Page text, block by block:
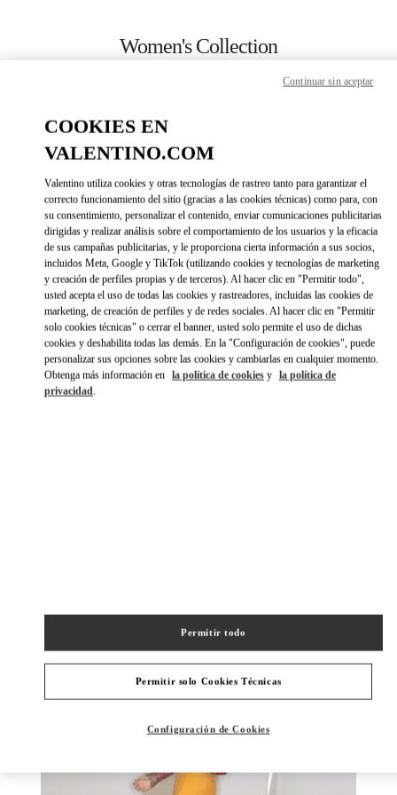
Women's Collection
CALL NOW
MORE DETAILS
DIRECCIONESLINK OPENS IN
COOKIES EN
VALENTINO.COM
Valentino utiliza cookies y otras tecnologías de rastreo tanto para garantizar el
correcto funcionamiento del sitio (gracias a las cookies técnicas) como para, con
su consentimiento, personalizar el contenido, enviar comunicaciones publicitarias
dirigidas y realizar análisis sobre el comportamiento de los usuarios y la eficacia
de sus campañas publicitarias, y le proporciona cierta información a sus socios,
incluidos Meta, Google y TikTok (utilizando cookies y tecnologías de marketing
y creación de perfiles propias y de terceros). Al hacer clic en "Permitir todo",
usted acepta el uso de todas las cookies y rastreadores, incluidas las cookies de
marketing, de creación de perfiles y de redes sociales. Al hacer clic en "Permitir
solo cookies técnicas" o cerrar el banner, usted solo permite el uso de dichas
cookies y deshabilita todas las demás. En la "Configuración de cookies", puede
personalizar sus opciones sobre las cookies y cambiarlas en cualquier momento.
Obtenga más información en la política de cookies y la política de
privacidad.
Permitir solo Cookies Técnicas
Permitir todo
Configuración de Cookies
Continuar sin aceptar